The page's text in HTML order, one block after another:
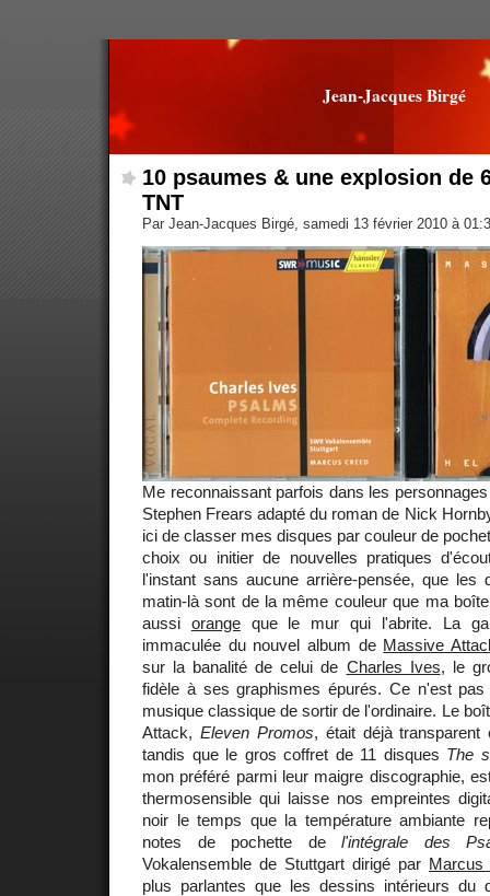
Jean-Jacques Birgé
10 psaumes & une explosion de
TNT
Par Jean-Jacques Birgé, samedi 13 février 2010 à
Me reconnaissant parfois dans les
Stephen Frears adapté du roman de Nick
ici de classer mes disques par couleur de
choix ou initier de nouvelles pratiques
l'instant sans aucune arrière-pensée, que les
matin-là sont de la même couleur que ma
aussi orangeque le mur qui l'abrite. La
immaculée du nouvel album de Massive
sur la banalité de celui de Charles Ives, le
fidèle à ses graphismes épurés. Ce n'est
musique classique de sortir de l'ordinaire. Le
Attack, Eleven Promos, était déjà
tandis que le gros coffret de 11 disques The
mon préféré parmi leur maigre discographie,
thermosensible qui laisse nos empreintes
noir le temps que la température ambiante
notes de pochette del'intégrale des
Vokalensemble de Stuttgart dirigé par Marcus
plus parlantes que les dessins intérieurs du